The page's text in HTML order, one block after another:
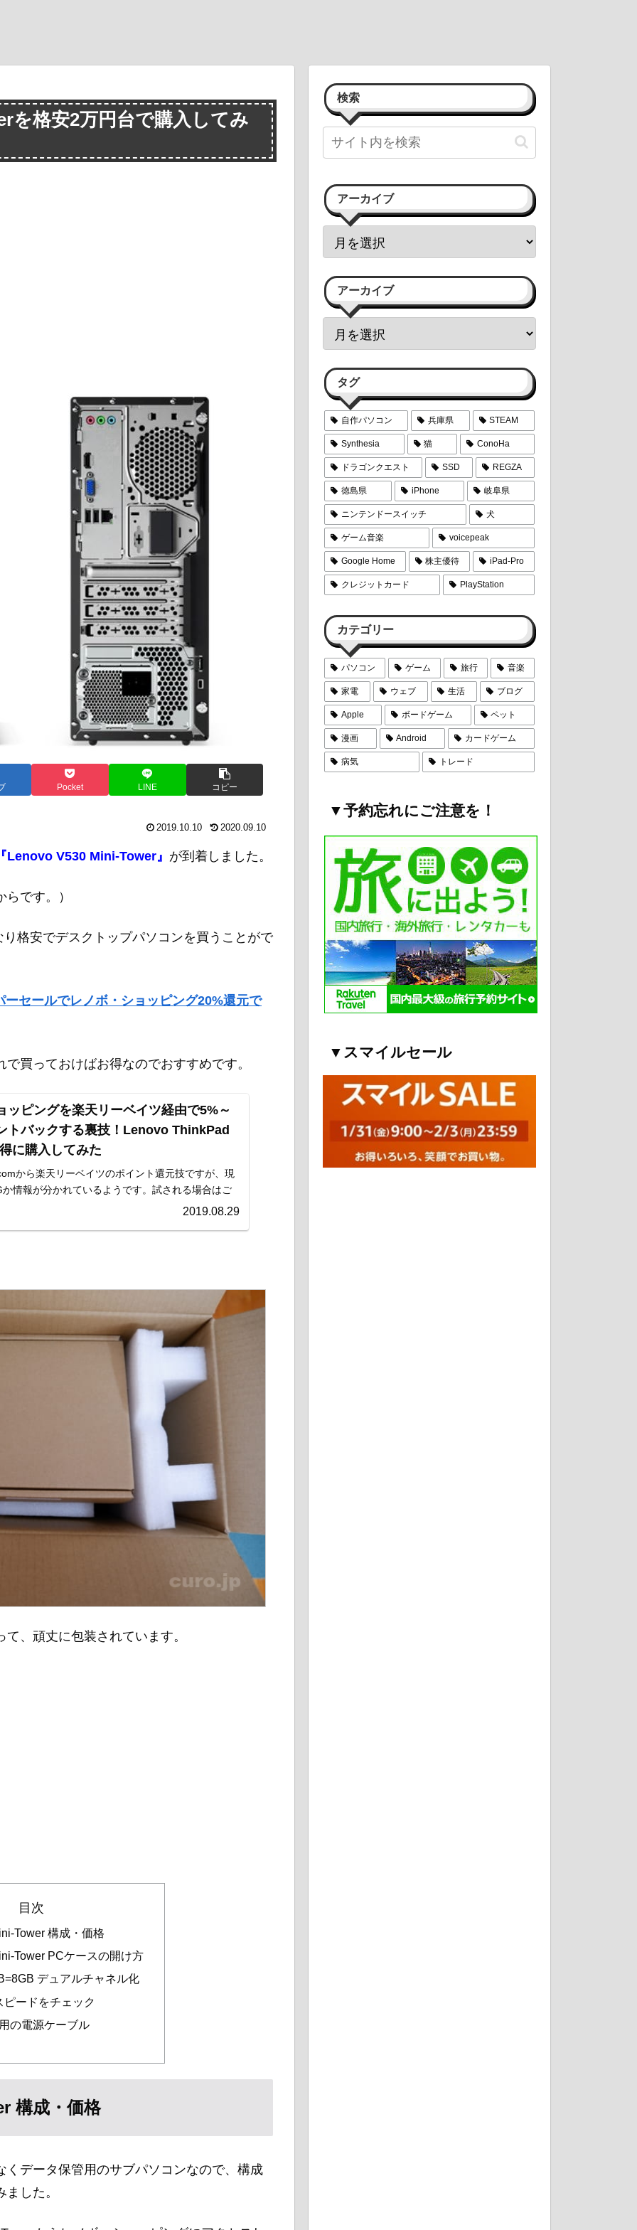
を格安2万円台で購入してみ
Pocket LINE コピー
2019.10.10 2020.09.10
Lenovo V530 Mini-Tower』 が到着しました。
です。）
格安でデスクトップパソコンを買うことがで
セールでレノボ・ショッピング20%還元で
買っておけばお得なのでおすすめです。
ッピングを楽天リーベイツ経由で5%～
トバックする裏技！Lenovo ThinkPad
に購入してみた
から楽天リーベイツのポイント還元技ですが、現
か情報が分かれているようです。試される場合はご
2019.08.29
、頑丈に包装されています。
目次
Tower 構成・価格
Tower PCケースの開け方
デュアルチャネル化
ードをチェック
の電源ケーブル
構成・価格
データ保管用のサブパソコンなので、構成
した。
検索
アーカイブ
アーカイブ
タグ
自作パソコン 兵庫県 STEAM
Synthesia 猫 ConoHa
ドラゴンクエスト SSD REGZA
徳島県 iPhone 岐阜県
ニンテンドースイッチ 犬
ゲーム音楽 voicepeak
Google Home 株主優待 iPad-Pro
クレジットカード PlayStation
カテゴリー
パソコン ゲーム 旅行 音楽
家電 ウェブ 生活 ブログ
Apple ボードゲーム ペット
漫画 Android カードゲーム
病気 トレード
▼予約忘れにご注意を！
▼スマイルセール